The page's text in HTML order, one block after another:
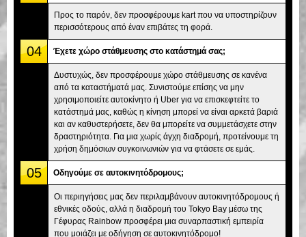
Προς το παρόν, δεν προσφέρουμε kart που να υποστηρίζουν
περισσότερους από έναν επιβάτες τη φορά.
04 Έχετε χώρο στάθμευσης στο κατάστημά σας;
Δυστυχώς, δεν προσφέρουμε χώρο στάθμευσης σε κανένα
από τα καταστήματά μας. Συνιστούμε επίσης να μην
χρησιμοποιείτε αυτοκίνητο ή Uber για να επισκεφτείτε το
κατάστημά μας, καθώς η κίνηση μπορεί να είναι αρκετά βαριά
και αν καθυστερήσετε, δεν θα μπορείτε να συμμετάσχετε στην
δραστηριότητα. Για μια χωρίς άγχη διαδρομή, προτείνουμε τη
χρήση δημόσιων συγκοινωνιών για να φτάσετε σε εμάς.
05 Οδηγούμε σε αυτοκινητόδρομους;
Οι περιηγήσεις μας δεν περιλαμβάνουν αυτοκινητόδρομους ή
εθνικές οδούς, αλλά η διαδρομή του Tokyo Bay μέσω της
Γέφυρας Rainbow προσφέρει μια συναρπαστική εμπειρία
που μοιάζει με οδήγηση σε αυτοκινητόδρομο!